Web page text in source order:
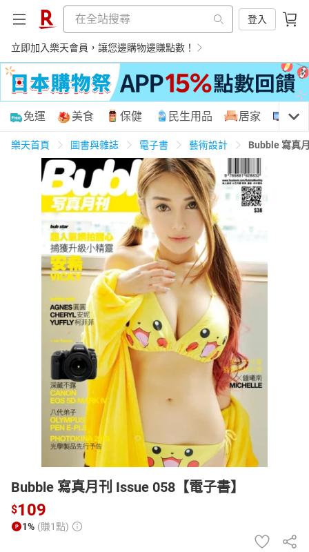
登入
立即加入樂天會員，讓您邊購物邊賺點數！
購物網分類
天天免運 美食蛋糕 養生保健 民生用品
居家生活 3C家電 運動休閒
女裝 男裝 化妝保養
日本購物 電子/紙本書
HOT
免運 美食 保健 民生用品 居家 3C
樂天首頁 圖書與雜誌 電子書 藝術設計 Bubble 寫真
Bubble 寫真月刊 Issue 058【電子書】
$109
1% (賺1點)